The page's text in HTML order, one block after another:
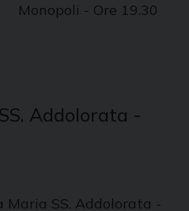
Monopoli - Ore 19.30
Addolorata -
Maria SS. Addolorata -